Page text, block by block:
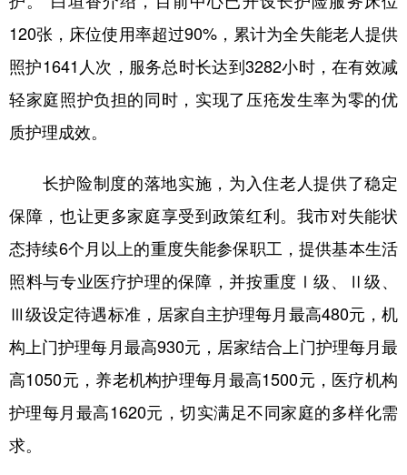
120张，床位使用率超过90%，累计为全失能老人提供
照护1641人次，服务总时长达到3282小时，在有效减
轻家庭照护负担的同时，实现了压疮发生率为零的优
质护理成效。
长护险制度的落地实施，为入住老人提供了稳定
保障，也让更多家庭享受到政策红利。我市对失能状
态持续6个月以上的重度失能参保职工，提供基本生活
照料与专业医疗护理的保障，并按重度Ⅰ级、Ⅱ级、
Ⅲ级设定待遇标准，居家自主护理每月最高480元，机
构上门护理每月最高930元，居家结合上门护理每月最
高1050元，养老机构护理每月最高1500元，医疗机构
护理每月最高1620元，切实满足不同家庭的多样化需
求。